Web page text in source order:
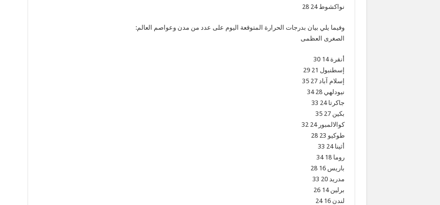
نواكشوط 24 28
وفيما يلي بيان بدرجات الحرارة المتوقعة اليوم على عدد من مدن وعواصم العالم:
الصغرى العظمى
أنقرة 14 30
إسطنبول 21 29
إسلام آباد 27 35
نيودلهي 28 34
جاكرتا 24 33
بكين 27 35
كوالالمبور 24 32
طوكيو 23 28
أثينا 24 33
روما 18 34
باريس 16 28
مدريد 20 33
برلين 14 26
لندن 16 24